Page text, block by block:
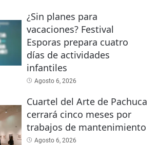
¿Sin planes para
vacaciones? Festival
Esporas prepara cuatro
días de actividades
infantiles
Agosto 6, 2026
Cuartel del Arte de Pachuca
cerrará cinco meses por
trabajos de mantenimiento
Agosto 6, 2026